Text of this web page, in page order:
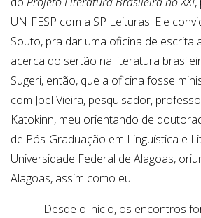
UNIFESP com a SP Leituras. Ele
Souto, pra dar uma oficina de escrita
acerca do sertão na literatura
Sugeri, então, que a oficina fosse
com Joel Vieira, pesquisador,
Katokinn, meu orientando de
de Pós-Graduação em Linguística e
Universidade Federal de Alagoas,
Alagoas, assim como eu.
Desde o início, os encontros